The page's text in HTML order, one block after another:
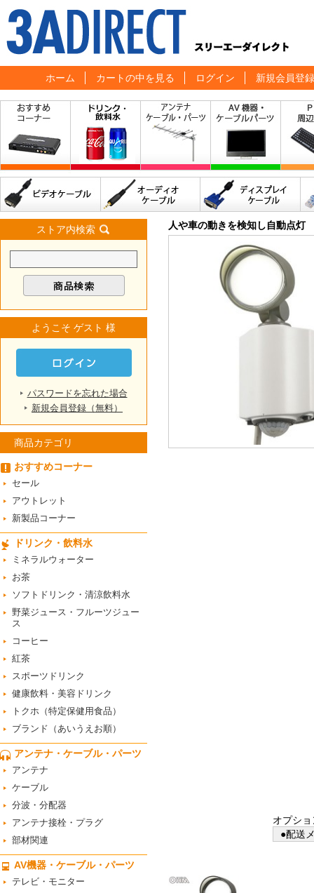
ホーム カートの中を見る ログイン 新規会員登録
ストア内検索
ようこそ ゲスト 様
パスワードを忘れた場合
新規会員登録（無料）
商品カテゴリ
おすすめコーナー
セール
アウトレット
新製品コーナー
ドリンク・飲料水
ミネラルウォーター
お茶
ソフトドリンク・清涼飲料水
野菜ジュース・フルーツジュー
ス
コーヒー
紅茶
スポーツドリンク
健康飲料・美容ドリンク
トクホ（特定保健用食品）
ブランド（あいうえお順）
アンテナ・ケーブル・パーツ
アンテナ
ケーブル
分波・分配器
アンテナ接栓・プラグ
部材関連
AV機器・ケーブル・パーツ
テレビ・モニター
人や車の動きを検知し自動点
オプシ
●配送